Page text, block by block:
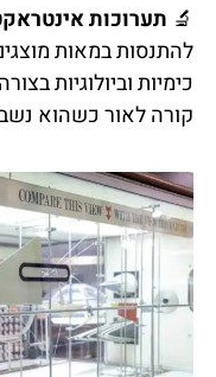
🔬 תערוכות
להתנסות במאות
כימיות וביולוגיות
קורה לאור כשהוא